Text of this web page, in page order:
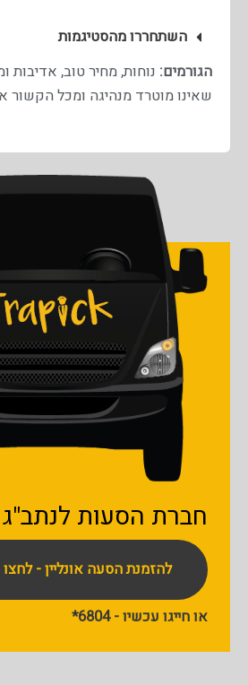
השתחררו מהסטיגמות
הגורמים: נוחות, מחיר טוב,
שאינו מוטרד מנהיגה ומכל הקשור
חברת הסעות לנתב"ג
להזמנת הסעה אונליין -
או חייגו עכשיו - 6804*